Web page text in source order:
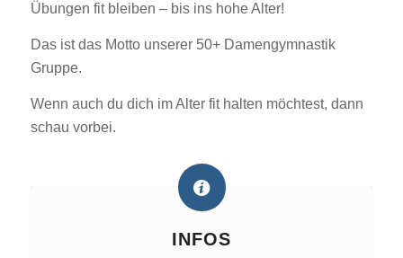
Übungen fit bleiben – bis ins hohe Alter!
Das ist das Motto unserer 50+ Damengymnastik
Gruppe.
Wenn auch du dich im Alter fit halten möchtest, dann
schau vorbei.
INFOS